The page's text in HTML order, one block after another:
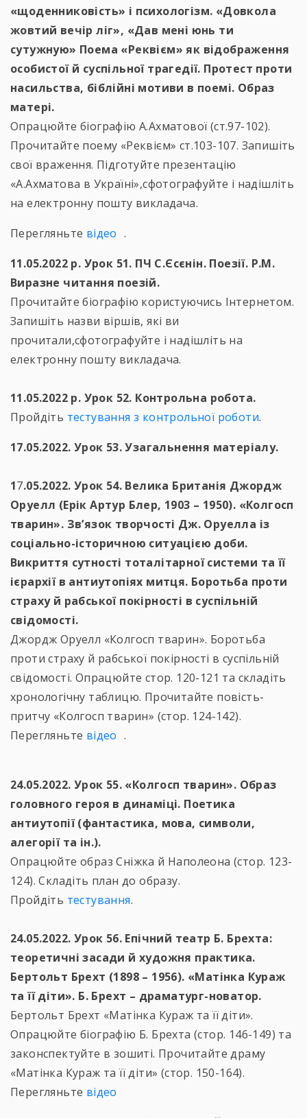
«щоденниковість» і психологізм. «Довкола
жовтий вечір ліг», «Дав мені юнь ти
сутужную» Поема «Реквієм» як відображення
особистої й суспільної трагедії. Протест проти
насильства, біблійні мотиви в поемі. Образ
матері.
Опрацюйте біографію А.Ахматової (ст.97-102).
Прочитайте поему «Реквієм» ст.103-107. Запишіть
свої враження. Підготуйте презентацію
«А.Ахматова в Україні»,сфотографуйте і надішліть
на електронну пошту викладача.
Перегляньте відео .
11.05.2022 р. Урок 51. ПЧ С.Єсєнін. Поезії. Р.М.
Виразне читання поезій.
Прочитайте біографію користуючись Інтернетом.
Запишіть назви віршів, які ви
прочитали,сфотографуйте і надішліть на
електронну пошту викладача.
11.05.2022 р. Урок 52. Контрольна робота.
Пройдіть тестування з контрольної роботи.
17.05.2022. Урок 53. Узагальнення матеріалу.
17.05.2022. Урок 54. Велика Британія Джордж
Оруелл (Ерік Артур Блер, 1903 – 1950). «Колгосп
тварин». Зв’язок творчості Дж. Оруелла із
соціально-історичною ситуацією доби.
Викриття сутності тоталітарної системи та її
ієрархії в антиутопіях митця. Боротьба проти
страху й рабської покірності в суспільній
свідомості.
Джордж Оруелл «Колгосп тварин». Боротьба
проти страху й рабської покірності в суспільній
свідомості. Опрацюйте стор. 120-121 та складіть
хронологічну таблицю. Прочитайте повість-
притчу «Колгосп тварин» (стор. 124-142).
Перегляньте відео .
24.05.2022. Урок 55. «Колгосп тварин». Образ
головного героя в динаміці. Поетика
антиутопії (фантастика, мова, символи,
алегорії та ін.).
Опрацюйте образ Сніжка й Наполеона (стор. 123-
124). Складіть план до образу.
Пройдіть тестування.
24.05.2022. Урок 56. Епічний театр Б. Брехта:
теоретичні засади й художня практика.
Бертольт Брехт (1898 – 1956). «Матінка Кураж
та її діти». Б. Брехт – драматург-новатор.
Бертольт Брехт «Матінка Кураж та її діти».
Опрацюйте біографію Б. Брехта (стор. 146-149) та
законспектуйте в зошиті. Прочитайте драму
«Матінка Кураж та її діти» (стор. 150-164).
Перегляньте відео